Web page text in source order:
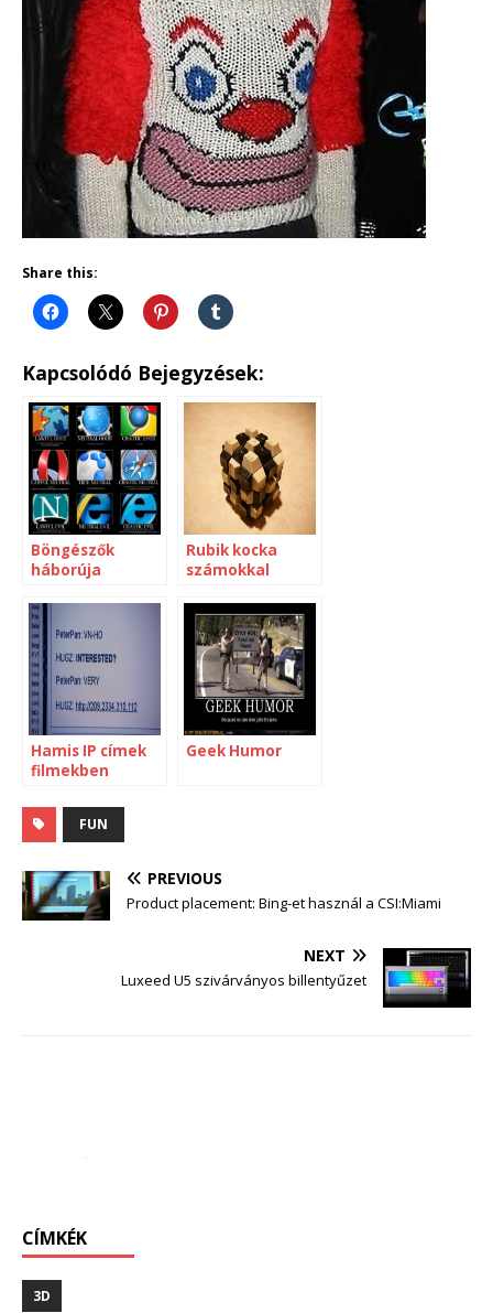
Share this:
Kapcsolódó Bejegyzések:
Böngészők
háborúja
Rubik kocka
számokkal
Hamis IP címek
filmekben
Geek Humor
FUN
PREVIOUS
Product placement: Bing-et használ a CSI:Miami
NEXT
Luxeed U5 szivárványos billentyűzet
CÍMKÉK
3D